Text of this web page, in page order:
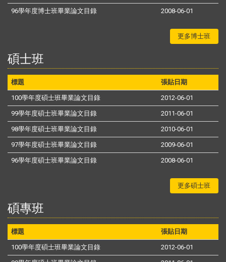
96學年度博士班畢業論文目錄 2008-06-01
更多博士班
碩士班
標題 張貼日期
100學年度碩士班畢業論文目錄 2012-06-01
99學年度碩士班畢業論文目錄 2011-06-01
98學年度碩士班畢業論文目錄 2010-06-01
97學年度碩士班畢業論文目錄 2009-06-01
96學年度碩士班畢業論文目錄 2008-06-01
更多碩士班
碩專班
標題 張貼日期
100學年度碩士班畢業論文目錄 2012-06-01